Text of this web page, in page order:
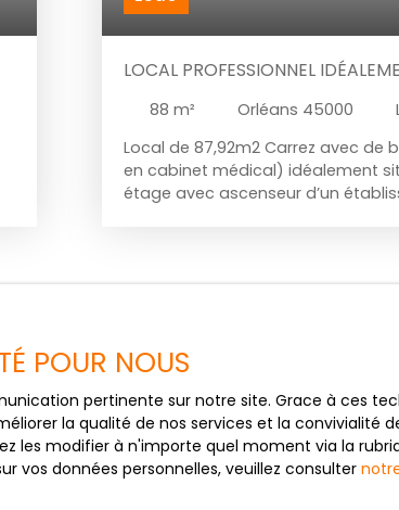
LOCAL PROFESSIONNEL
88 m² Orléans 45000
Local de 87,92m2 Carrez avec
en cabinet médical) idéalement
étage avec ascenseur d’un
indépendante ainsi qu’un grand
visiter, contactez votre conseiller
photo de l’annonce !
Ne manquez plus
correspondant à
POUR NOUS
pertinente sur notre site. Grace à ces
la qualité de nos services et la convivialité
les modifier à n'importe quel moment via la
vos données personnelles, veuillez consulter